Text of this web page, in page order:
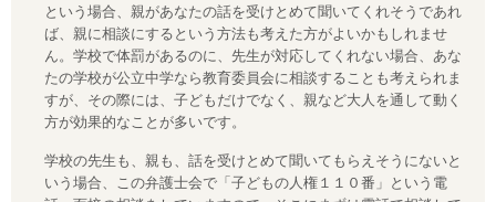
という場合、親があなたの話を受けとめて聞いてくれそうであれ
ば、親に相談にするという方法も考えた方がよいかもしれませ
ん。学校で体罰があるのに、先生が対応してくれない場合、あな
たの学校が公立中学なら教育委員会に相談することも考えられま
すが、その際には、子どもだけでなく、親など大人を通して動く
方が効果的なことが多いです。
学校の先生も、親も、話を受けとめて聞いてもらえそうにないと
いう場合、この弁護士会で「子どもの人権１１０番」という電